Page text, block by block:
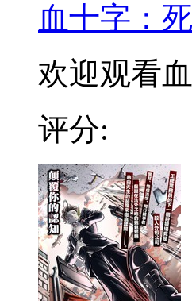
血十字：
欢迎观看
评分: